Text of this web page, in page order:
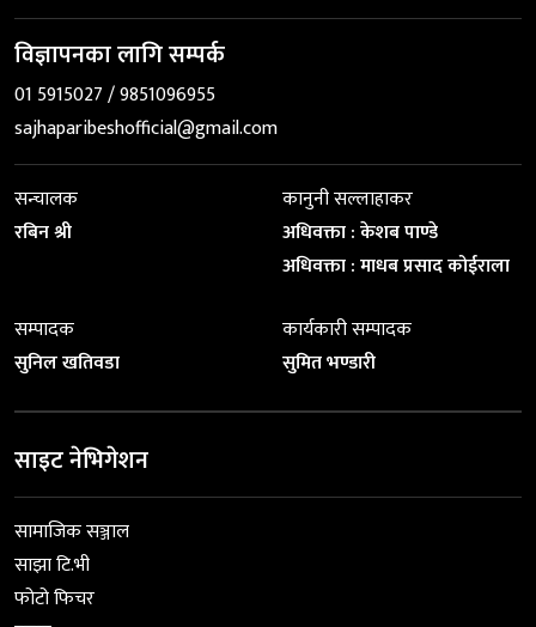
विज्ञापनका लागि सम्पर्क
01 5915027 / 9851096955
sajhaparibeshofficial@gmail.com
सन्चालक
रबिन श्री
कानुनी सल्लाहाकर
अधिवक्ता : केशब पाण्डे
अधिवक्ता : माधब प्रसाद कोईराला
सम्पादक
सुनिल खतिवडा
कार्यकारी सम्पादक
सुमित भण्डारी
साइट नेभिगेशन
सामाजिक सञ्जाल
साझा टि.भी
फोटो फिचर